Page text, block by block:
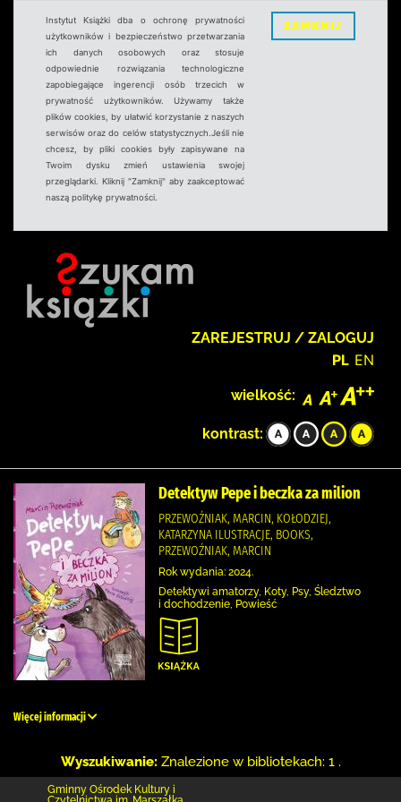
Instytut Książki dba o ochronę prywatności
użytkowników i bezpieczeństwo przetwarzania
ich danych osobowych oraz stosuje
odpowiednie rozwiązania technologiczne
zapobiegające ingerencji osób trzecich w
prywatność użytkowników. Używamy także
plików cookies, by ułatwić korzystanie z naszych
serwisów oraz do celów statystycznych.Jeśli nie
chcesz, by pliki cookies były zapisywane na
Twoim dysku zmień ustawienia swojej
przeglądarki. Kliknij "Zamknij" aby zaakceptować
naszą politykę prywatności.
ZAMKNIJ
ZAREJESTRUJ / ZALOGUJ
PL EN
wielkość:
kontrast:
Detektyw Pepe i beczka za milion
PRZEWOŹNIAK, MARCIN, KOŁODZIEJ,
KATARZYNA ILUSTRACJE, BOOKS,
PRZEWOŹNIAK, MARCIN
Rok wydania: 2024.
Detektywi amatorzy, Koty, Psy, Śledztwo
i dochodzenie, Powieść
Więcej informacji
Wyszukiwanie: Znalezione w bibliotekach: 1 .
Gminny Ośrodek Kultury i